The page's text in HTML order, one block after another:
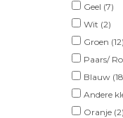
Geel (7)
Wit (2)
Groen (12)
Paars/
Blauw
Andere
Oranje (2)